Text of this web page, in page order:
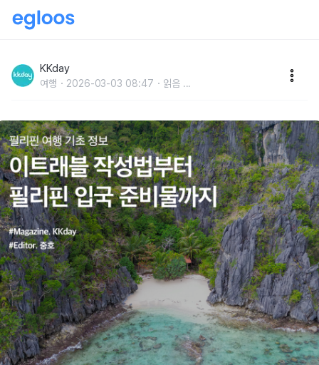
입국 준비물까지
KKday
여행 2026-03-03 08:47 읽음 ...